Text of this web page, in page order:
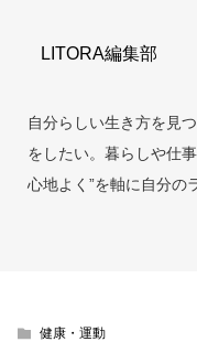
LITORA編集部
自分らしい生き方を見
をしたい。暮らしや仕
心地よく”を軸に自分の
健康・運動